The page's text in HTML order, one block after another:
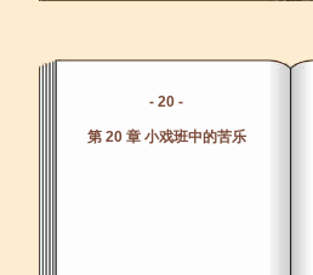
- 20 -
第 20 章 小戏班中的苦乐